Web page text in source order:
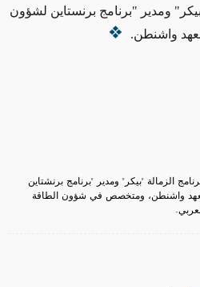
الزمالة "بيكر" ومدير "برنامج برنشتاين
واشنطن، ومتخصص في شؤون الطاقة
ومدير "برنامج برنستاين لشؤون
واشنطن.